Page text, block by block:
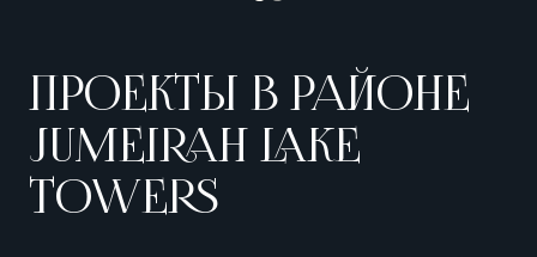
ПРОЕКТЫ В РАЙОНЕ
JUMEIRAH LAKE
TOWERS